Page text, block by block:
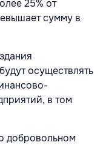
25% от
сумму в
осуществлять
в том
добровольном